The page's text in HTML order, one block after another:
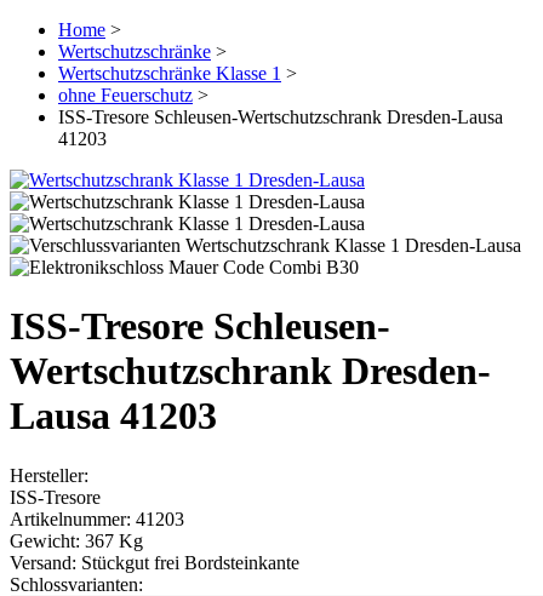
Home >
Wertschutzschränke >
Wertschutzschränke Klasse 1 >
ohne Feuerschutz >
ISS-Tresore Schleusen-Wertschutzschrank Dresden-Lausa
41203
ISS-Tresore Schleusen-
Wertschutzschrank Dresden-
Lausa 41203
Hersteller:
ISS-Tresore
Artikelnummer: 41203
Gewicht: 367 Kg
Versand: Stückgut frei Bordsteinkante
Schlossvarianten: